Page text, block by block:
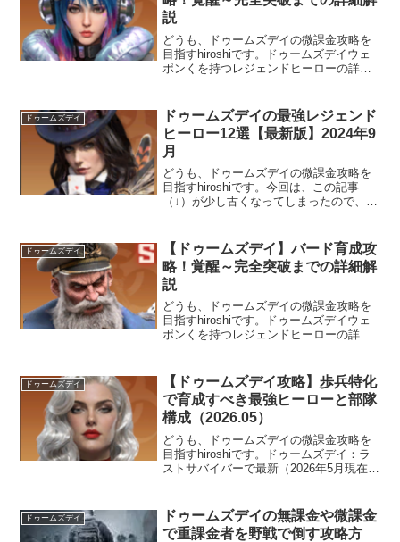
説
どうも、ドゥームズデイの微課金攻略を
目指すhiroshiです。ドゥームズデイウェ
ポンくを持つレジェンドヒーローの詳細
ズデイ攻略一覧ノヴァとんでもないヒー
ローが登場しちゃいました。覚醒する
と...
ドゥームズデイ
ドゥームズデイの最強レジェンド
ヒーロー12選【最新版】2024年9
月
どうも、ドゥームズデイの微課金攻略を
目指すhiroshiです。今回は、この記事
（↓）が少し古くなってしまったので、最
ースキン、ウェポン、乗物などなどが出
てくるので、そのたびに最強ヒーロー...
ドゥームズデイ
【ドゥームズデイ】バード育成攻
略！覚醒～完全突破までの詳細解
説
どうも、ドゥームズデイの微課金攻略を
目指すhiroshiです。ドゥームズデイウェ
ポンくを持つレジェンドヒーローの詳細
攻略一覧バードいかつい見た目通り、攻
撃力が半端ないラリーレジェンドヒー...
ドゥームズデイ
【ドゥームズデイ攻略】歩兵特化
で育成すべき最強ヒーローと部隊
構成（2026.05）
どうも、ドゥームズデイの微課金攻略を
目指すhiroshiです。ドゥームズデイ：ラ
ストサバイバーで最新（2026年5月現在）
します☆ｗ（ゝω・）ｷﾗ特化兵科だけで
のヒーロー部隊構成、つまりリ...
ドゥームズデイ
ドゥームズデイの無課金や微課金
で重課金者を野戦で倒す攻略方